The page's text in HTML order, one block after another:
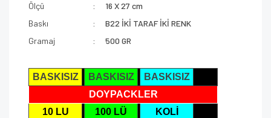
Ölçü
16 X 27 cm
Baskı
B22 İKİ TARAF İKİ RENK
Gramaj
500 GR
BASKISIZ BASKISIZ
BASKISIZ
DOYPACKLER
10 LU
100 LÜ
KOLİ